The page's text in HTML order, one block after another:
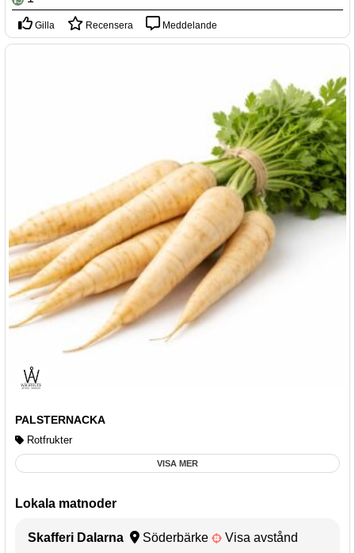
Gilla Recensera Meddelande
PALSTERNACKA
Rotfrukter
VISA MER
Lokala matnoder
Skafferi Dalarna Söderbärke Visa avstånd